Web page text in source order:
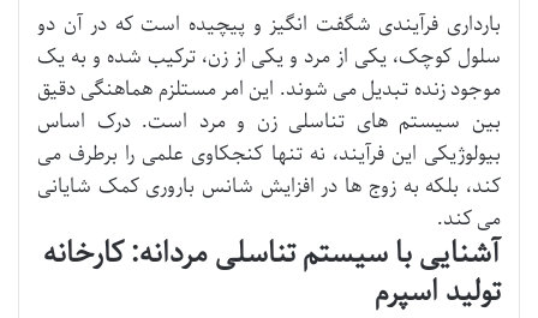
بارداری فرآیندی شگفت انگیز و پیچیده است که در آن دو
سلول کوچک، یکی از مرد و یکی از زن، ترکیب شده و به یک
موجود زنده تبدیل می شوند. این امر مستلزم هماهنگی دقیق
بین سیستم های تناسلی زن و مرد است. درک اساس
بیولوژیکی این فرآیند، نه تنها کنجکاوی علمی را برطرف می
کند، بلکه به زوج ها در افزایش شانس باروری کمک شایانی
می کند.
آشنایی با سیستم تناسلی مردانه: کارخانه
تولید اسپرم